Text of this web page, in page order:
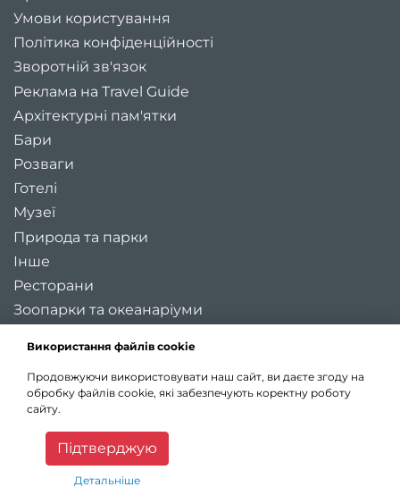
Використання файлів cookie
Продовжуючи використовувати наш сайт, ви даєте згоду на
обробку файлів cookie, які забезпечують коректну роботу
сайту.
Підтверджую
Детальніше
Умови користування
Політика конфіденційності
Зворотній зв'язок
Реклама на Travel Guide
Архітектурні пам'ятки
Бари
Розваги
Готелі
Музеї
Природа та парки
Інше
Ресторани
Зоопарки та океанаріуми
Регіони України
Туристичні міста України
Карта України
Статті